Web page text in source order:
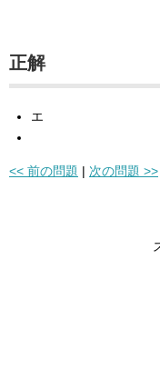
正解
エ
<< 前の問題 | 次の問題 >>